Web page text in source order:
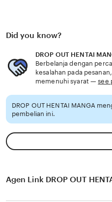
Did you know?
DROP OUT HENTAI
Berbelanja dengan
kesalahan pada
memenuhi syarat —see
DROP OUT HENTAI MANGA
pembelian ini.
Agen Link DROP OUT